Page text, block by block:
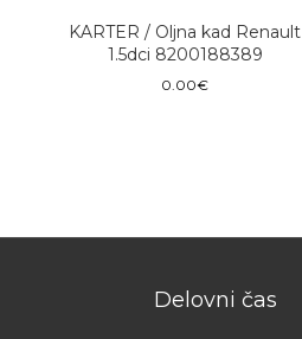
KARTER / Oljna kad Renault
1.5dci 8200188389
0.00€
Delovni čas